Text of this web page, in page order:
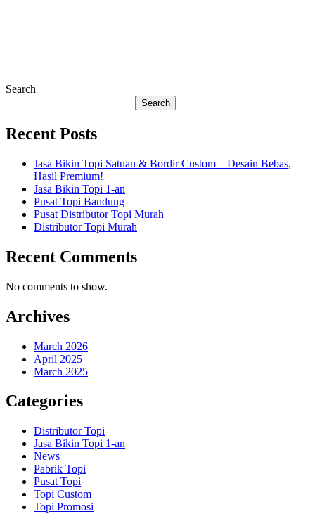
Search
Search
Recent Posts
Jasa Bikin Topi Satuan & Bordir Custom – Desain Bebas,
Hasil Premium!
Jasa Bikin Topi 1-an
Pusat Topi Bandung
Pusat Distributor Topi Murah
Distributor Topi Murah
Recent Comments
No comments to show.
Archives
March 2026
April 2025
March 2025
Categories
Distributor Topi
Jasa Bikin Topi 1-an
News
Pabrik Topi
Pusat Topi
Topi Custom
Topi Promosi